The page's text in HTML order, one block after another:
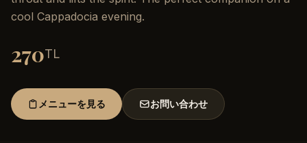
cool Cappadocia evening.
270TL
メニューを見る お問い合わせ